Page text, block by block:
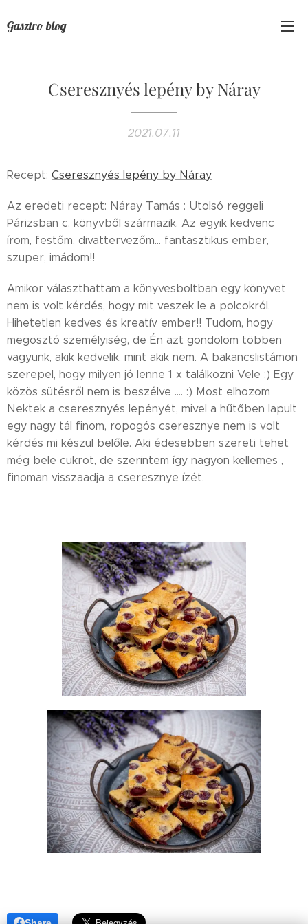
Gasztro blog
Cseresznyés lepény by Náray
2021.07.11
Recept: Cseresznyés lepény by Náray
Az eredeti recept: Náray Tamás : Utolsó reggeli
Párizsban c. könyvből származik. Az egyik kedvenc
írom, festőm, divattervezőm... fantasztikus ember,
szuper, imádom!!
Amikor választhattam a könyvesboltban egy könyvet
nem is volt kérdés, hogy mit veszek le a polcokról.
Hihetetlen kedves és kreatív ember!! Tudom, hogy
megosztó személyiség, de Én azt gondolom többen
vagyunk, akik kedvelik, mint akik nem. A bakancslistámon
szerepel, hogy milyen jó lenne 1 x találkozni Vele :) Egy
közös sütésről nem is beszélve .... :) Most elhozom
Nektek a cseresznyés lepényét, mivel a hűtőben lapult
egy nagy tál finom, ropogós cseresznye nem is volt
kérdés mi készül belőle. Aki édesebben szereti tehet
még bele cukrot, de szerintem így nagyon kellemes ,
finoman visszaadja a cseresznye ízét.